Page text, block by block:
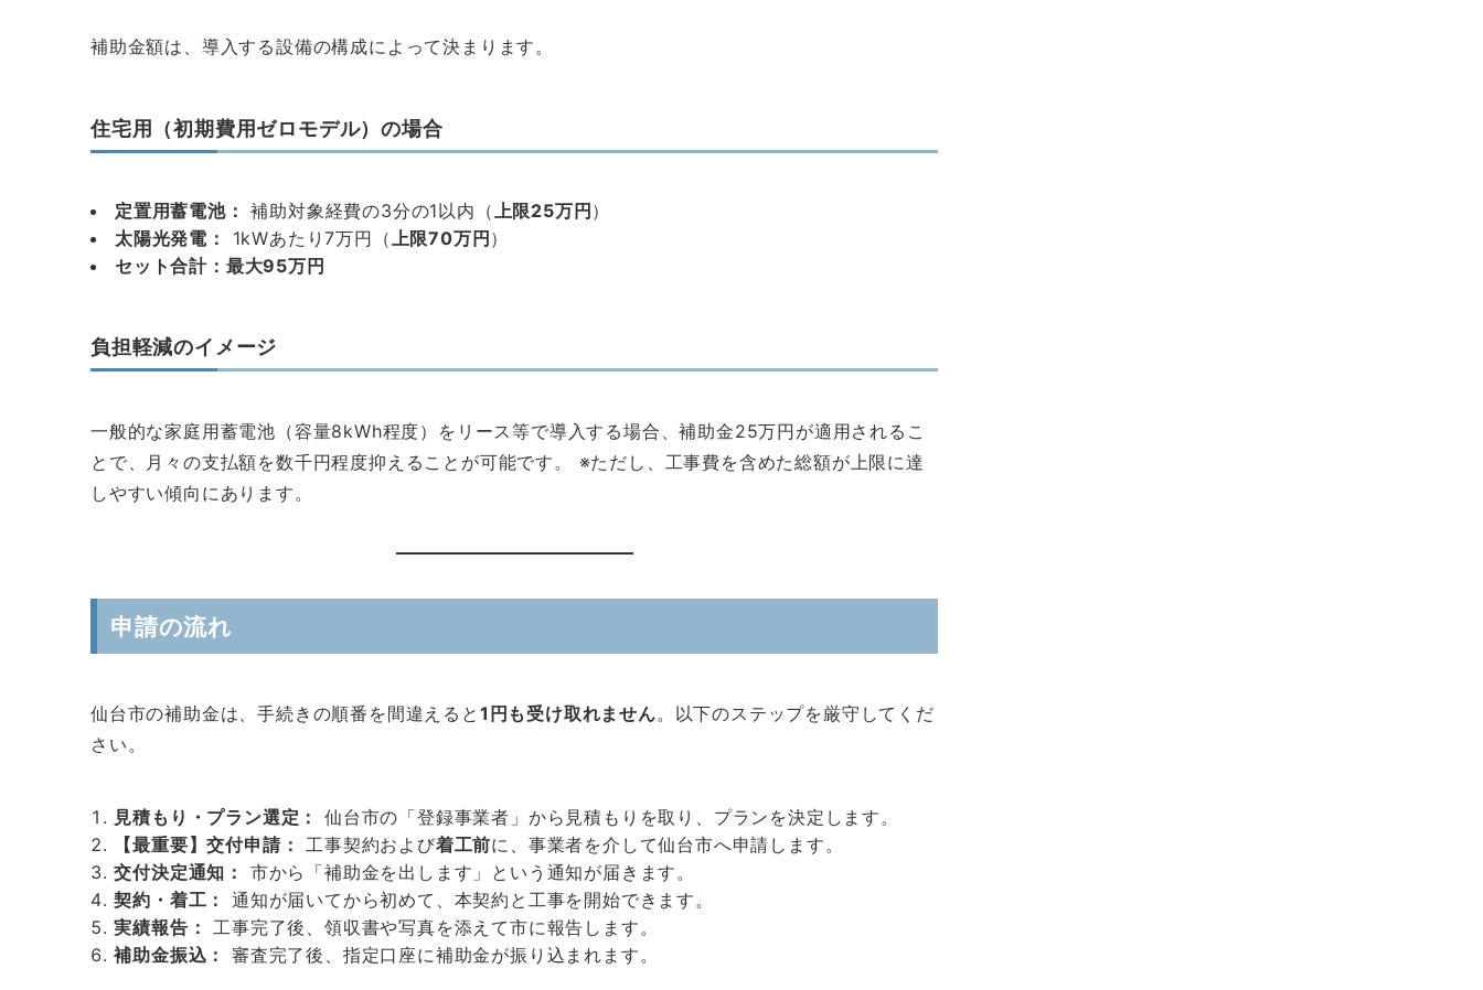
補助金額は、導入する設備の構成によって決まります。
住宅用（初期費用ゼロモデル）の場合
定置用蓄電池： 補助対象経費の3分の1以内（上限25万円 ）
太陽光発電：
1kWあたり7万円（上限70万円 ）
セット合計：最大95万円
負担軽減のイメージ
一般的な家庭用蓄電池（容量8kWh程度）をリース等で導入する場合、補助金25万円が適用されるこ
とで、月々の支払額を数千円程度抑えることが可能です。 ※ただし、工事費を含めた総額が上限に達
しやすい傾向にあります。
申請の流れ
仙台市の補助金は、手続きの順番を間違えると 1円も受け取れません。以下のステップを厳守してくだ
さい。
見積もり・プラン選定：
仙台市の「登録事業者」から見積もりを取り、プランを決定します。
【最重要】交付申請： 工事契約および着工前に、事業者を介して仙台市へ申請します。
交付決定通知：
市から「補助金を出します」という通知が届きます。
契約・着工：
通知が届いてから初めて、本契約と工事を開始できます。
実績報告： 工事完了後、領収書や写真を添えて市に報告します。
補助金振込：
審査完了後、指定口座に補助金が振り込まれます。